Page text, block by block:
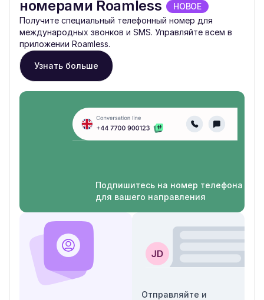
номерами Roamless
НОВОЕ
Получите специальный телефонный номер для
международных звонков и SMS. Управляйте всем в
приложении Roamless.
Узнать больше
Подпишитесь на номер телефона
для вашего направления
Отправляйте и